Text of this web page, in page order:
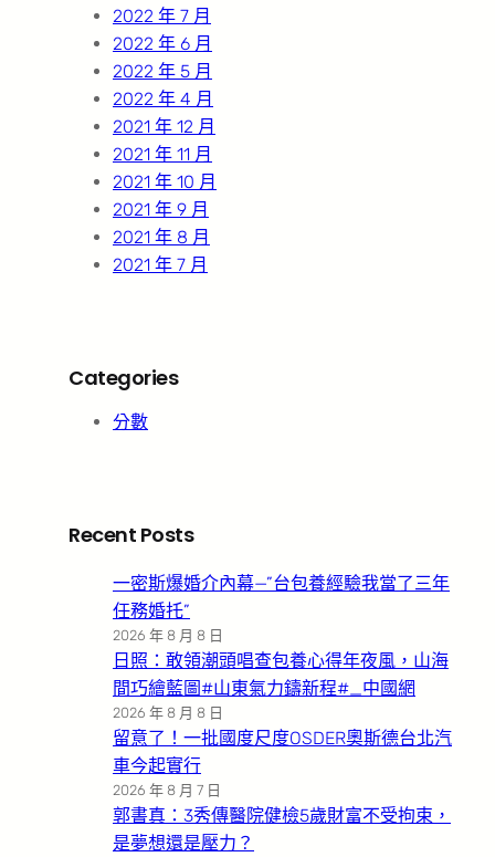
2022 年 7 月
2022 年 6 月
2022 年 5 月
2022 年 4 月
2021 年 12 月
2021 年 11 月
2021 年 10 月
2021 年 9 月
2021 年 8 月
2021 年 7 月
Categories
分數
Recent Posts
一密斯爆婚介內幕—”台包養經驗我當了三年
任務婚托”
2026 年 8 月 8 日
日照：敢領潮頭唱查包養心得年夜風，山海
間巧繪藍圖#山東氣力鑄新程#_中國網
2026 年 8 月 8 日
留意了！一批國度尺度OSDER奧斯德台北汽
車今起實行
2026 年 8 月 7 日
郭書真：3秀傳醫院健檢5歲財富不受拘束，
是夢想還是壓力？